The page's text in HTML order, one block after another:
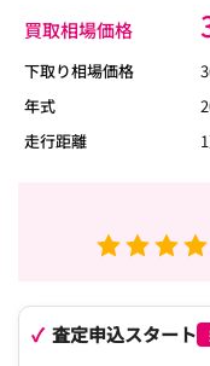
買取相場価格
下取り相場価格
年式
走行距離
査定申込スタート